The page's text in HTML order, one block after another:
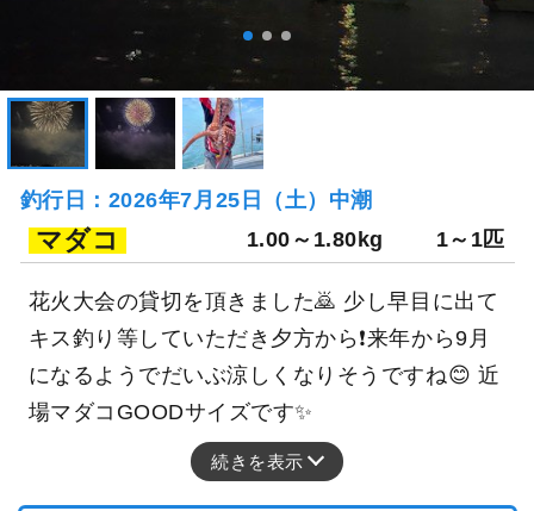
釣行日：2026年7月25日（土）中潮
マダコ 1.00～1.80kg 1～1匹
花火大会の貸切を頂きました🙇 少し早目に出て
キス釣り等していただき夕方から❗️来年から9月
になるようでだいぶ涼しくなりそうですね😊 近
場マダコGOODサイズです✨
続きを表示